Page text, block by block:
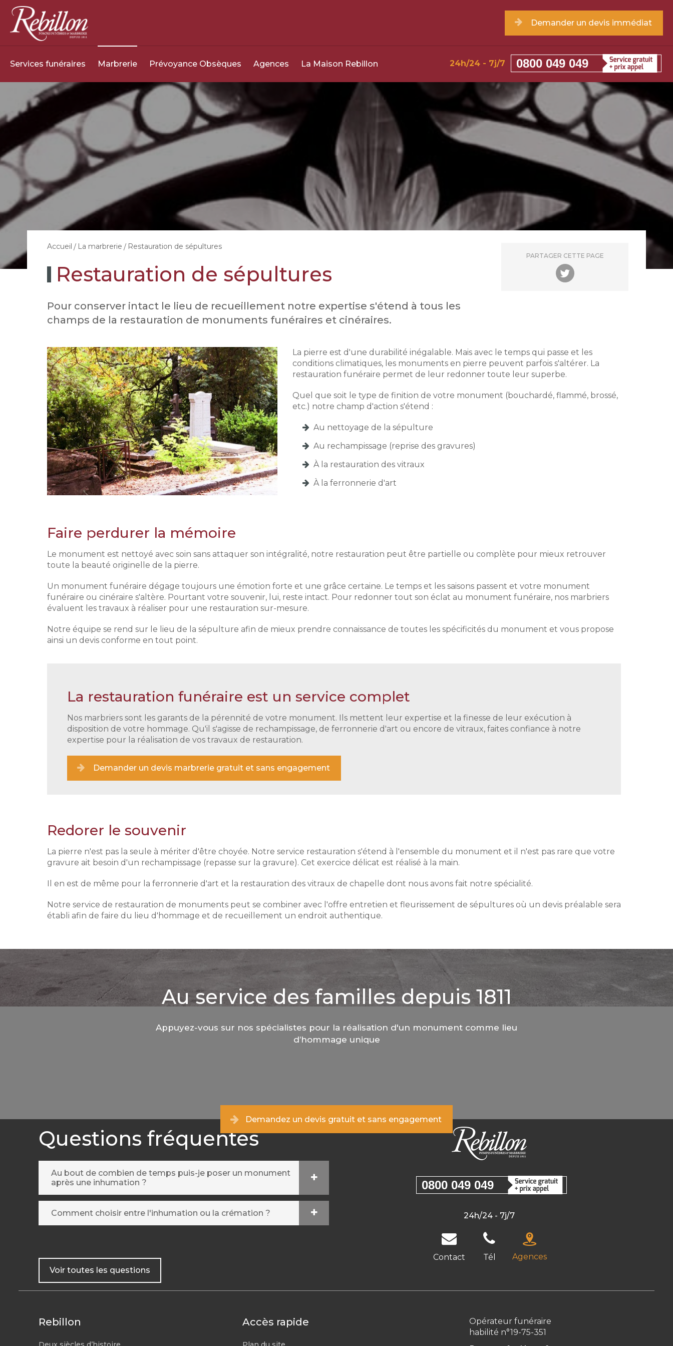
Demander un devis immédiat
Services funéraires Marbrerie Prévoyance Obsèques Agences La Maison Rebillon 24h/24 - 7j/7 0800 049 049
PARTAGER CETTE PAGE
Accueil La marbrerie Restauration de sépultures
Restauration de sépultures
Pour conserver intact le lieu de recueillement notre expertise s'étend à tous les
champs de la restauration de monuments funéraires et cinéraires.
La pierre est d'une durabilité inégalable. Mais avec le temps qui passe et les
conditions climatiques, les monuments en pierre peuvent parfois s'altérer. La
restauration funéraire permet de leur redonner toute leur superbe.
Quel que soit le type de finition de votre monument (bouchardé, flammé, brossé,
etc.) notre champ d'action s'étend :
Au nettoyage de la sépulture
Au rechampissage (reprise des gravures)
À la restauration des vitraux
À la ferronnerie d'art
Faire perdurer la mémoire
Le monument est nettoyé avec soin sans attaquer son intégralité, notre restauration peut être partielle ou complète pour mieux retrouver
toute la beauté originelle de la pierre.
Un monument funéraire dégage toujours une émotion forte et une grâce certaine. Le temps et les saisons passent et votre monument
funéraire ou cinéraire s'altère. Pourtant votre souvenir, lui, reste intact. Pour redonner tout son éclat au monument funéraire, nos marbriers
évaluent les travaux à réaliser pour une restauration sur-mesure.
Notre équipe se rend sur le lieu de la sépulture afin de mieux prendre connaissance de toutes les spécificités du monument et vous propose
ainsi un devis conforme en tout point.
La restauration funéraire est un service complet
Nos marbriers sont les garants de la pérennité de votre monument. Ils mettent leur expertise et la finesse de leur exécution à
disposition de votre hommage. Qu'il s'agisse de rechampissage, de ferronnerie d'art ou encore de vitraux, faites confiance à notre
expertise pour la réalisation de vos travaux de restauration.
Demander un devis marbrerie gratuit et sans engagement
Redorer le souvenir
La pierre n'est pas la seule à mériter d'être choyée. Notre service restauration s'étend à l'ensemble du monument et il n'est pas rare que votre
gravure ait besoin d'un rechampissage (repasse sur la gravure). Cet exercice délicat est réalisé à la main.
Il en est de même pour la ferronnerie d'art et la restauration des vitraux de chapelle dont nous avons fait notre spécialité.
Notre service de restauration de monuments peut se combiner avec l'offre entretien et fleurissement de sépultures où un devis préalable sera
établi afin de faire du lieu d'hommage et de recueillement un endroit authentique.
Au service des familles depuis 1811
Appuyez-vous sur nos spécialistes pour la réalisation d'un monument comme lieu
d’hommage unique
Demandez un devis gratuit et sans engagement
Questions fréquentes
Au bout de combien de temps puis-je poser un monument
après une inhumation ?
Comment choisir entre l'inhumation ou la crémation ?
Voir toutes les questions
0800 049 049
24h/24 - 7j/7
Contact Tél Agences
Rebillon Accès rapide
Opérateur funéraire
habilité n°19-75-351